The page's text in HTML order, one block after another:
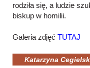
rodziła się, a ludzie
biskup w homilii.
Galeria zdjęć TUTAJ
Katarzyna